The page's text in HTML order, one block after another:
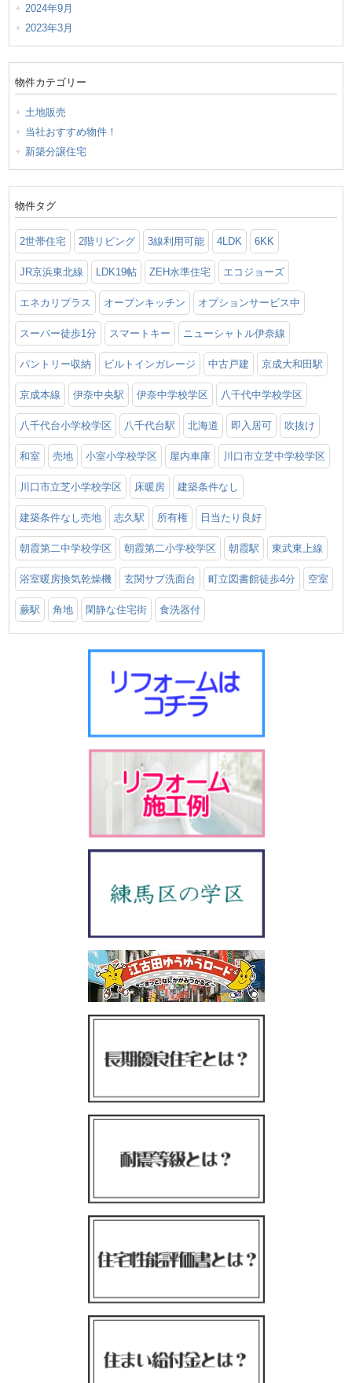
2024年9月
2023年3月
物件カテゴリー
土地販売
当社おすすめ物件！
新築分譲住宅
物件タグ
2世帯住宅 2階リビング 3線利用可能 4LDK 6KK
JR京浜東北線 LDK19帖 ZEH水準住宅 エコジョーズ
エネカリプラス オープンキッチン オプションサービス中
スーパー徒歩1分 スマートキー ニューシャトル伊奈線
パントリー収納 ビルトインガレージ 中古戸建 京成大和田駅
京成本線 伊奈中央駅 伊奈中学校学区 八千代中学校学区
八千代台小学校学区 八千代台駅 北海道 即入居可 吹抜け
和室 売地 小室小学校学区 屋内車庫 川口市立芝中学校学区
川口市立芝小学校学区 床暖房 建築条件なし
建築条件なし売地 志久駅 所有権 日当たり良好
朝霞第二中学校学区 朝霞第二小学校学区 朝霞駅 東武東上線
浴室暖房換気乾燥機 玄関サブ洗面台 町立図書館徒歩4分 空室
蕨駅 角地 閑静な住宅街 食洗器付